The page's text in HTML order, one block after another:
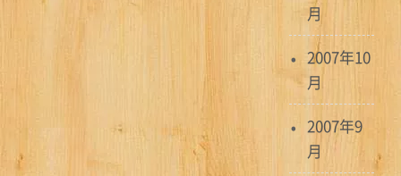
月
2007年10
月
2007年9
月